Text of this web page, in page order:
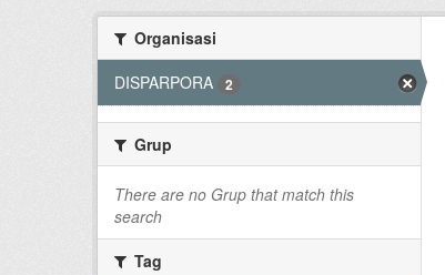
Organisasi
DISPARPORA
2
Grup
There are no Grup that match this
search
Tag